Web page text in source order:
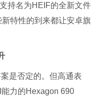
持名为HEIF的全新文件
特性的到来都让安卓旗
是否定的。但高通表
力的Hexagon 690